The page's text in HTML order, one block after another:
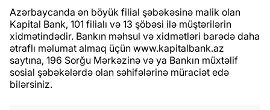
Azərbaycanda ən böyük filial şəbəkəsinə malik olan
Kapital Bank, 101 filialı və 13 şöbəsi ilə müştərilərin
xidmətindədir. Bankın məhsul və xidmətləri barədə daha
ətraflı məlumat almaq üçün www.kapitalbank.az
saytına, 196 Sorğu Mərkəzinə və ya Bankın müxtəlif
sosial şəbəkələrdə olan səhifələrinə müraciət edə
bilərsiniz.